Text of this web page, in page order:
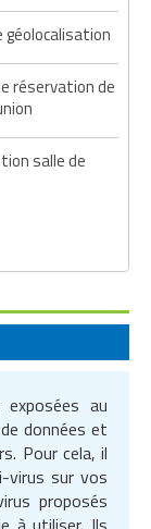
géolocalisation
réservation de
salle de
au
données et
Pour cela, il
virus sur vos
proposés